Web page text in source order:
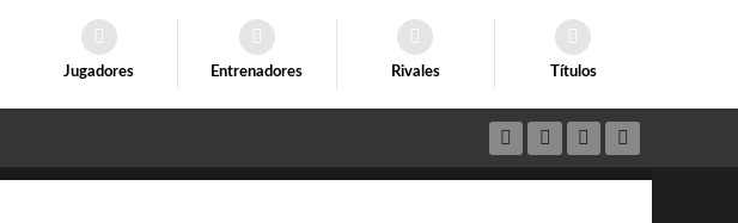
Jugadores Entrenadores Rivales Títulos